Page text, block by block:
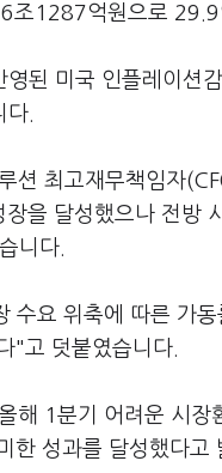
조1287억원으로
영된 미국 인플레이션
.
션 최고재무책임자
을 달성했으나 전방
니다.
수요 위축에 따른 가
"고 덧붙였습니다.
해 1분기 어려운 시
한 성과를 달성했다고